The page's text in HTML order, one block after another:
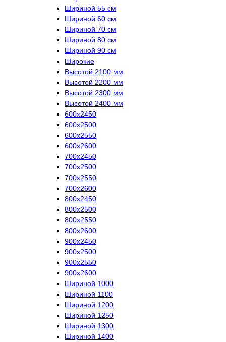
Шириной 55 см
Шириной 60 см
Шириной 70 см
Шириной 80 см
Шириной 90 см
Широкие
Высотой 2100 мм
Высотой 2200 мм
Высотой 2300 мм
Высотой 2400 мм
600х2450
600х2500
600х2550
600х2600
700х2450
700х2500
700х2550
700х2600
800х2450
800х2500
800х2550
800х2600
900х2450
900х2500
900х2550
900х2600
Шириной 1000
Шириной 1100
Шириной 1200
Шириной 1250
Шириной 1300
Шириной 1400